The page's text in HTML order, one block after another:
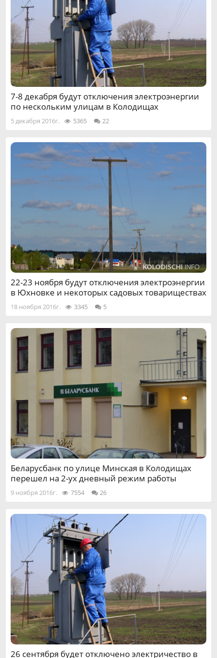
7-8 декабря будут отключения электроэнергии
по нескольким улицам в Колодищах
5 декабря 2016г. 5365 22
22-23 ноября будут отключения электроэнергии
в Юхновке и некоторых садовых товариществах
18 ноября 2016г. 3345 5
Беларусбанк по улице Минская в Колодищах
перешел на 2-ух дневный режим работы
9 ноября 2016г. 7554 26
26 сентября будет отключено электричество в